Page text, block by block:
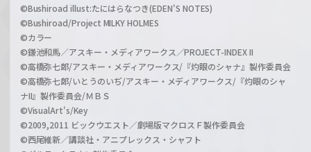
©Bushiroad illust:たにはらなつき(EDEN'S NOTES)
©Bushiroad/Project MILKY HOLMES
©カラー
©鎌池和馬／アスキー・メディアワークス／PROJECT-INDEX II
©高橋弥七郎/アスキー・メディアワークス/『灼眼のシャナ』製作委員会
©高橋弥七郎/いとうのいぢ/アスキー・メディアワークス/『灼眼のシャ
ナII』製作委員会/ＭＢＳ
©VisualArt's/Key
©2009,2011 ビックウエスト／劇場版マクロスＦ製作委員会
©西尾維新／講談社・アニプレックス・シャフト